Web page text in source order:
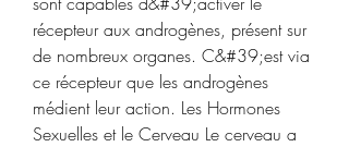
récepteur aux androgènes, présent sur
de nombreux organes. C&#39;est via
ce récepteur que les androgènes
médient leur action. Les Hormones
Sexuelles et le Cerveau Le cerveau a